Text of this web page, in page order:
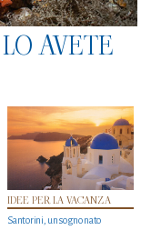
AVETE
IDEE PER LA VACANZA
Santorini, un sogno nato